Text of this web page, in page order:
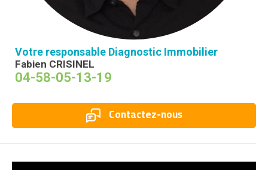
Votre responsable Diagnostic Immobilier
Fabien CRISINEL
04-58-05-13-19
Contactez-nous